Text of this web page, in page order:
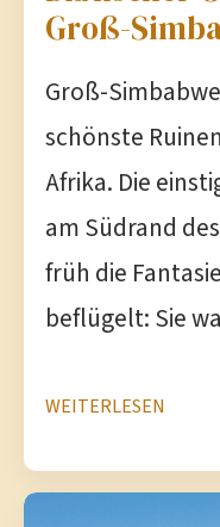
Groß-
Groß-
schönste
Afrika. Die
am Südrand
früh die
beflügelt: Sie
WEITERLESEN